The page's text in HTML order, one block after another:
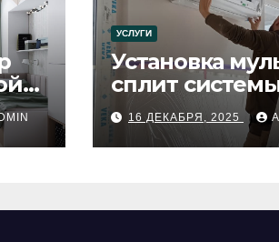
УСЛУГИ
Установка
сплит
пошаговое
руководство
16 ДЕКАБРЯ, 2025